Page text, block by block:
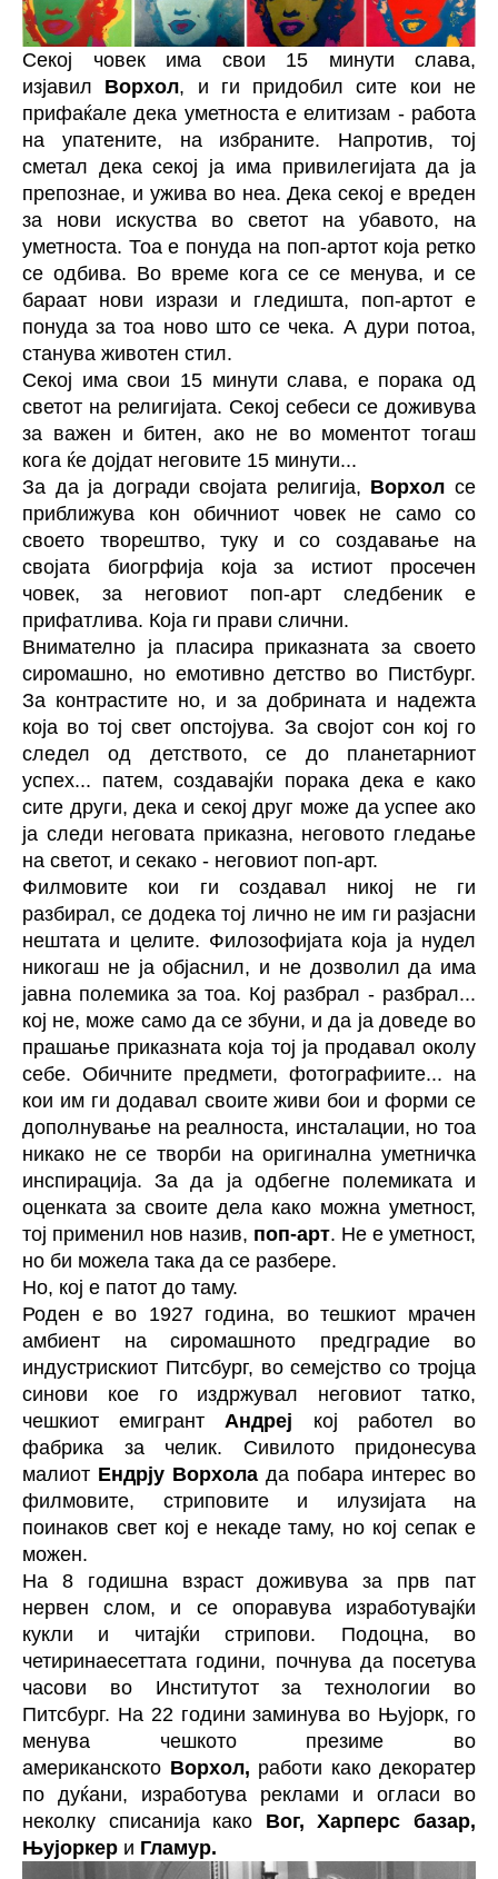
Секој човек има свои 15 минути слава,
изјавил Ворхол, и ги придобил сите кои не
прифаќале дека уметноста е елитизам - работа
на упатените, на избраните. Напротив, тој
сметал дека секој ја има привилегијата да ја
препознае, и ужива во неа. Дека секој е вреден
за нови искуства во светот на убавото, на
уметноста. Тоа е понуда на поп-артот која ретко
се одбива. Во време кога се се менува, и се
бараат нови изрази и гледишта, поп-артот е
понуда за тоа ново што се чека. А дури потоа,
станува животен стил.
Секој има свои 15 минути слава, е порака од
светот на религијата. Секој себеси се доживува
за важен и битен, ако не во моментот тогаш
кога ќе дојдат неговите 15 минути...
За да ја догради својата религија, Ворхол се
приближува кон обичниот човек не само со
своето творештво, туку и со создавање на
својата биогрфија која за истиот просечен
човек, за неговиот поп-арт следбеник е
прифатлива. Која ги прави слични.
Внимателно ја пласира приказната за своето
сиромашно, но емотивно детство во Пистбург.
За контрастите но, и за добрината и надежта
која во тој свет опстојува. За својот сон кој го
следел од детството, се до планетарниот
успех... патем, создавајќи порака дека е како
сите други, дека и секој друг може да успее ако
ја следи неговата приказна, неговото гледање
на светот, и секако - неговиот поп-арт.
Филмовите кои ги создавал никој не ги
разбирал, се додека тој лично не им ги разјасни
нештата и целите. Филозофијата која ја нудел
никогаш не ја објаснил, и не дозволил да има
јавна полемика за тоа. Кој разбрал - разбрал...
кој не, може само да се збуни, и да ја доведе во
прашање приказната која тој ја продавал околу
себе. Обичните предмети, фотографиите... на
кои им ги додавал своите живи бои и форми се
дополнување на реалноста, инсталации, но тоа
никако не се творби на оригинална уметничка
инспирација. За да ја одбегне полемиката и
оценката за своите дела како можна уметност,
тој применил нов назив, поп-арт. Не е уметност,
но би можела така да се разбере.
Но, кој е патот до таму.
Роден е во 1927 година, во тешкиот мрачен
амбиент на сиромашното предградие во
индустрискиот Питсбург, во семејство со тројца
синови кое го издржувал неговиот татко,
чешкиот емигрант Андреј кој работел во
фабрика за челик. Сивилото придонесува
малиот Ендрју Ворхола да побара интерес во
филмовите, стриповите и илузијата на
поинаков свет кој е некаде таму, но кој сепак е
можен.
На 8 годишна взраст доживува за прв пат
нервен слом, и се опоравува изработувајќи
кукли и читајќи стрипови. Подоцна, во
четиринаесеттата години, почнува да посетува
часови во Институтот за технологии во
Питсбург. На 22 години заминува во Њујорк, го
менува чешкото презиме во
американското Ворхол, работи како декоратер
по дуќани, изработува реклами и огласи во
неколку списанија како Вог, Харперс базар,
Њујоркер и Гламур.